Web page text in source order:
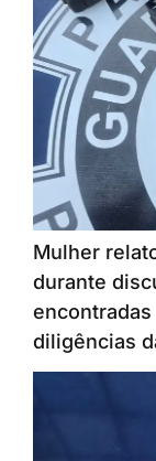
Mulher
durante
diligências